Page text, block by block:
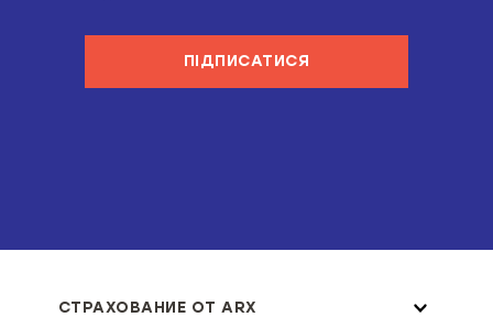
ПІДПИСАТИСЯ
СТРАХОВАНИЕ ОТ ARX